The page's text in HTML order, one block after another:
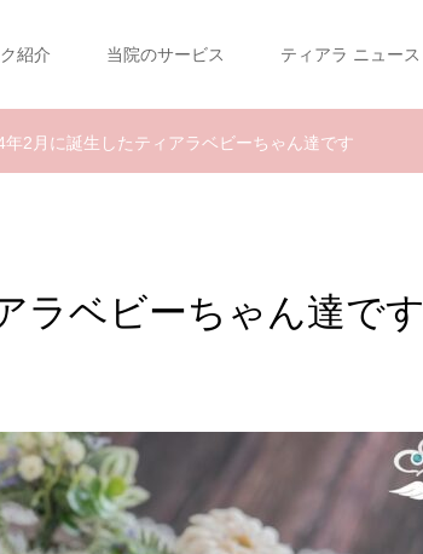
紹介 当院のサービス ティアラ ニュース
年2月に誕生したティアラベビーちゃん達です
ラベビーちゃん達です